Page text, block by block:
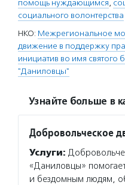
помощь нуждающимся,
социального волонтерства
НКО: Межрегиональное
движение в поддержку
инициатив во имя святого
"Даниловцы"
Узнайте больше в
Добровольческое
Услуги:
«Даниловцы»
и бездомным людям,